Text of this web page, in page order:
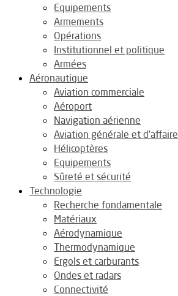
Equipements
Armements
Opérations
Institutionnel et politique
Armées
Aéronautique
Aviation commerciale
Aéroport
Navigation aérienne
Aviation générale et d’affaire
Hélicoptères
Equipements
Sûreté et sécurité
Technologie
Recherche fondamentale
Matériaux
Aérodynamique
Thermodynamique
Ergols et carburants
Ondes et radars
Connectivité